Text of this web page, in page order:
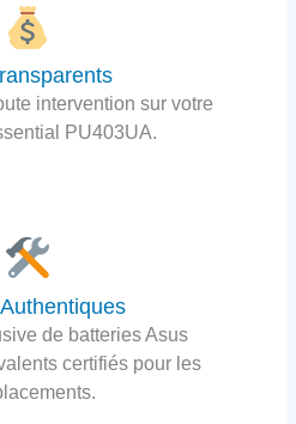
intervention sur votre
PU403UA.
de batteries Asus
certifiés pour les